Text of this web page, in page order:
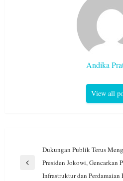
Andika
View all
Navigasi
pos
Dukungan Publik Terus
Presiden Jokowi, Gencarkan
Infrastruktur dan Perdamaian